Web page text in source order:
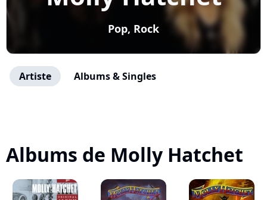
Pop, Rock
Artiste Albums & Singles
Albums de Molly Hatchet